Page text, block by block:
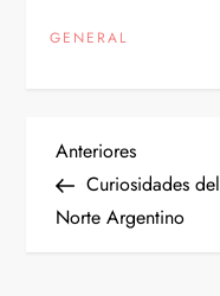
GENERAL
N
a
Entrada
anterior
Anteriores
Curiosidades del
Norte Argentino